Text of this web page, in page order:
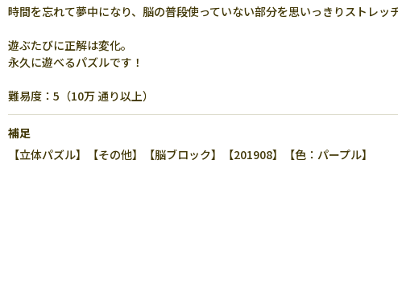
時間を忘れて夢中になり、脳の普段使っていない部分を思いっきりストレッ
遊ぶたびに正解は変化。
永久に遊べるパズルです！
難易度：5（10万 通り以上）
補足
【立体パズル】【その他】【脳ブロック】【201908】【色：パープル】